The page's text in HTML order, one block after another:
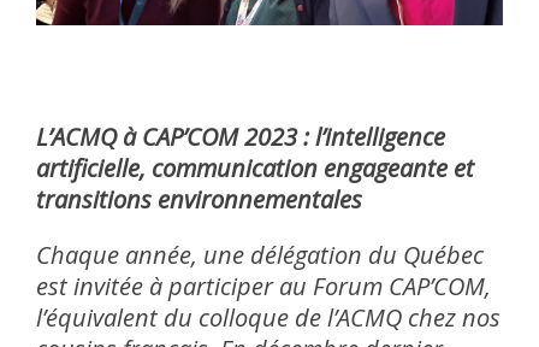
L’ACMQ à CAP’COM 2023 : l’intelligence
artificielle, communication engageante et
transitions environnementales
Chaque année, une délégation du Québec
est invitée à participer au Forum CAP’COM,
l’équivalent du colloque de l’ACMQ chez nos